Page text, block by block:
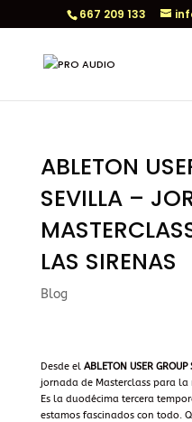
667 209 133
ABLETON
SEVILLA –
LAS SIRENAS
Blog
Desde el ABLETON USER GROUP
jornada de Masterclass para
Es la duodécima tercera
estamos fascinados con todo.